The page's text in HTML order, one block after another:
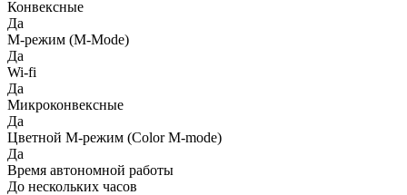
Конвексные
Да
M-режим (M-Mode)
Да
Wi-fi
Да
Микроконвексные
Да
Цветной M-режим (Color M-mode)
Да
Время автономной работы
До нескольких часов